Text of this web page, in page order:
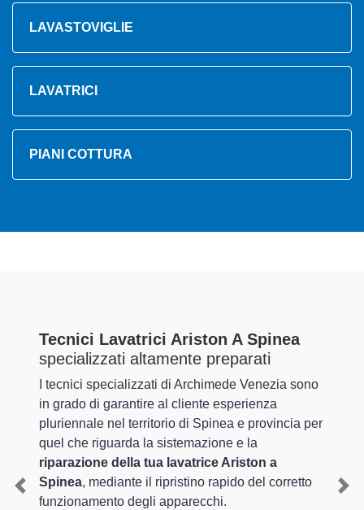
LAVASTOVIGLIE
LAVATRICI
PIANI COTTURA
Tecnici Lavatrici Ariston A Spinea
specializzati altamente preparati
I tecnici specializzati di Archimede Venezia sono
in grado di garantire al cliente esperienza
pluriennale nel territorio di Spinea e provincia per
quel che riguarda la sistemazione e la
riparazione della tua lavatrice Ariston a
Spinea, mediante il ripristino rapido del corretto
funzionamento degli apparecchi.
Previous